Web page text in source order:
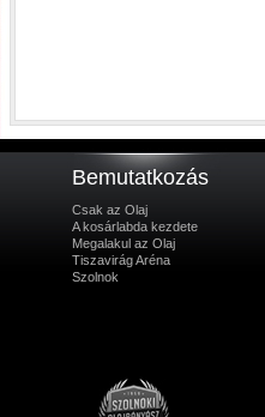
Bemutatkozás
Csak az Olaj
A kosárlabda kezdete
Megalakul az Olaj
Tiszavirág Aréna
Szolnok